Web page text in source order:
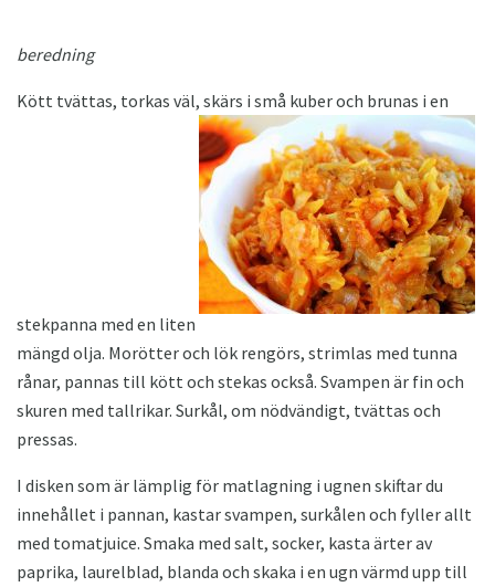
beredning
Kött tvättas, torkas väl, skärs i små kuber och brunas i en
stekpanna med en liten
mängd olja. Morötter och lök rengörs, strimlas med tunna
rånar, pannas till kött och stekas också. Svampen är fin och
skuren med tallrikar. Surkål, om nödvändigt, tvättas och
pressas.
I disken som är lämplig för matlagning i ugnen skiftar du
innehållet i pannan, kastar svampen, surkålen och fyller allt
med tomatjuice. Smaka med salt, socker, kasta ärter av
paprika, laurelblad, blanda och skaka i en ugn värmd upp till